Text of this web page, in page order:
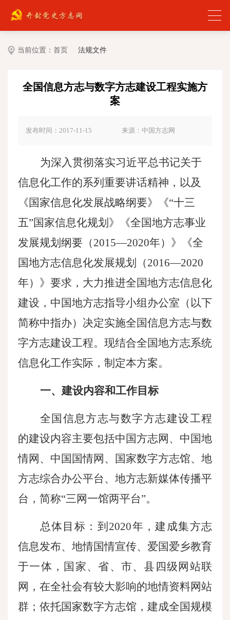
当前位置： 首页 法规文件
全国信息方志与数字方志建设工程实施方
案
发布时间：2017-11-15 来源：中国方志网
为深入贯彻落实习近平总书记关于
信息化工作的系列重要讲话精神，以及
《国家信息化发展战略纲要》《“十三
五”国家信息化规划》《全国地方志事业
发展规划纲要（2015—2020年）》《全
国地方志信息化发展规划（2016—2020
年）》要求，大力推进全国地方志信息化
建设，中国地方志指导小组办公室（以下
简称中指办）决定实施全国信息方志与数
字方志建设工程。现结合全国地方志系统
信息化工作实际，制定本方案。
一、建设内容和工作目标
全国信息方志与数字方志建设工程
的建设内容主要包括中国方志网、中国地
情网、中国国情网、国家数字方志馆、地
方志综合办公平台、地方志新媒体传播平
台，简称“三网一馆两平台”。
总体目标：到 2020年，建成集方志
信息发布、地情国情宣传、爱国爱乡教育
于一体，国家、省、市、县四级网站联
网，在全社会有较大影响的地情资料网站
群；依托国家数字方志馆，建成全国规模